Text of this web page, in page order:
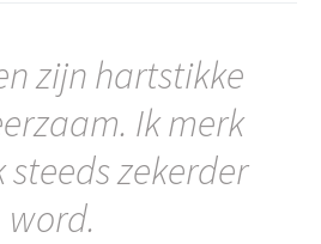
zijn hartstikke
Ik merk
zekerder
word.